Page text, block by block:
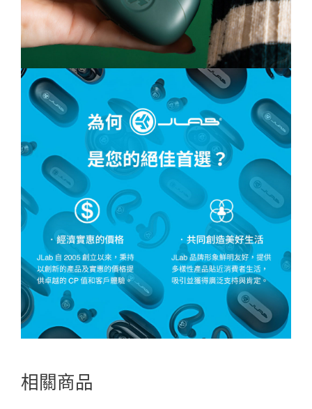
相關商品